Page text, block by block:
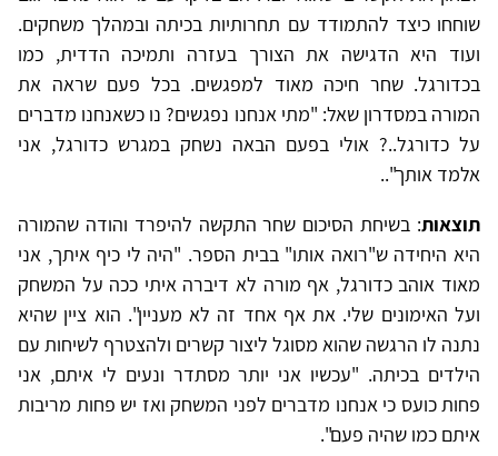
שוחחו כיצד להתמודד עם תחרותיות בכיתה ובמהלך משחקים.
ועוד היא הדגישה את הצורך בעזרה ותמיכה הדדית, כמו
בכדורגל. שחר חיכה מאוד למפגשים. בכל פעם שראה את
המורה במסדרון שאל: "מתי אנחנו נפגשים? נו כשאנחנו מדברים
על כדורגל..? אולי בפעם הבאה נשחק במגרש כדורגל, אני
אלמד אותך"..
תוצאות: בשיחת הסיכום שחר התקשה להיפרד והודה שהמורה
היא היחידה ש"רואה אותו" בבית הספר. "היה לי כיף איתך, אני
מאוד אוהב כדורגל, אף מורה לא דיברה איתי ככה על המשחק
ועל האימונים שלי. את אף אחד זה לא מעניין". הוא ציין שהיא
נתנה לו הרגשה שהוא מסוגל ליצור קשרים ולהצטרף לשיחות עם
הילדים בכיתה. "עכשיו אני יותר מסתדר ונעים לי איתם, אני
פחות כועס כי אנחנו מדברים לפני המשחק ואז יש פחות מריבות
איתם כמו שהיה פעם".